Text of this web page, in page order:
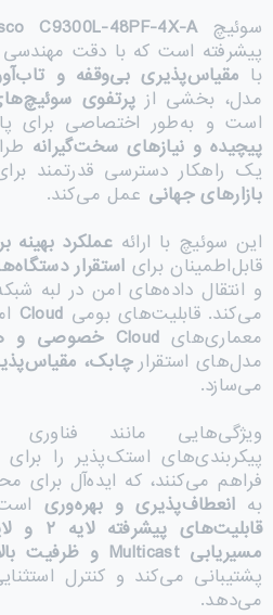
سوئیچC9300L-48PF-4X-A
پیشرفته است که با دقت
با مقیاس‌پذیری بی‌وقفه و
مدل، بخشی از پرتفوی
است و به‌طور اختصاصی برای
پیچیده و نیازهای سخت‌گیرانه
یک راهکار دسترسی قدرتمند
بازارهای جهانی عمل می‌کند.
این سوئیچ با ارائه عملکرد
قابل‌اطمینان برای استقرار
و انتقال داده‌های امن در لبه
می‌کند. قابلیت‌های بومی Cloud
معماری‌های Cloud خصوصی و
مدل‌های استقرارچابک،
می‌سازد.
ویژگی‌هایی مانند
پیکربندی‌های استک‌پذیر را
فراهم می‌کنند، که ایده‌آل برای
به انعطاف‌پذیری و بهره‌وری
قابلیت‌های پیشرفته لایه۲ و
مسیریابی Multicast و ظرفیت
پشتیبانی می‌کند و کنترل
می‌دهد.